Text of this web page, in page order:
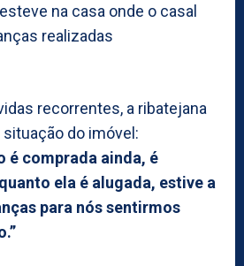
na casa onde o casal
realizadas
recorrentes, a ribatejana
do imóvel:
é comprada ainda, é
ela é alugada, estive a
para nós sentirmos